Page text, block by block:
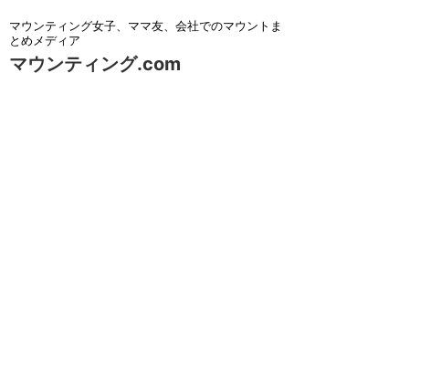
マウンティング女子、ママ友、会社でのマウントま
とめメディア
マウンティング.com